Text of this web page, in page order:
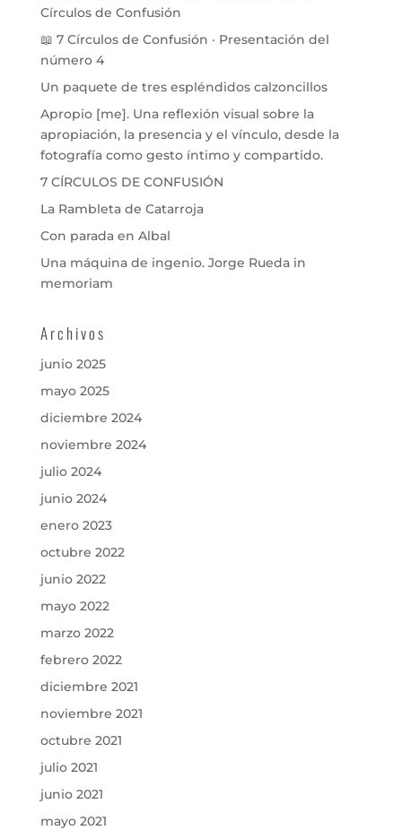
Círculos de Confusión
📖 7 Círculos de Confusión · Presentación del
número 4
Un paquete de tres espléndidos calzoncillos
Apropio [me]. Una reflexión visual sobre la
apropiación, la presencia y el vínculo, desde la
fotografía como gesto íntimo y compartido.
7 CÍRCULOS DE CONFUSIÓN
La Rambleta de Catarroja
Con parada en Albal
Una máquina de ingenio. Jorge Rueda in
memoriam
Archivos
junio 2025
mayo 2025
diciembre 2024
noviembre 2024
julio 2024
junio 2024
enero 2023
octubre 2022
junio 2022
mayo 2022
marzo 2022
febrero 2022
diciembre 2021
noviembre 2021
octubre 2021
julio 2021
junio 2021
mayo 2021